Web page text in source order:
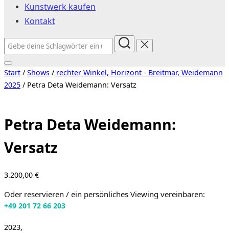
Kunstwerk kaufen
Kontakt
Suchen
nach:
Seitenleiste
&
Navigation
Start / Shows / rechter Winkel, Horizont - Breitmar, Weidemann
2025 / Petra Deta Weidemann: Versatz
Petra Deta Weidemann:
Versatz
3.200,00 €
Oder reservieren / ein persönliches Viewing vereinbaren:
+49 201 72 66 203
2023,